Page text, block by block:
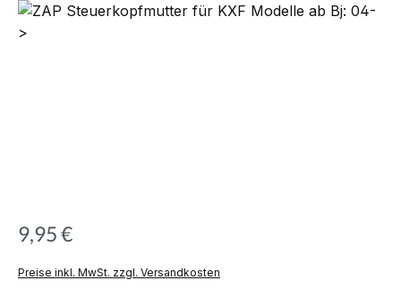
Bildergalerie überspringen
9,95 €
Preise inkl. MwSt. zzgl. Versandkosten